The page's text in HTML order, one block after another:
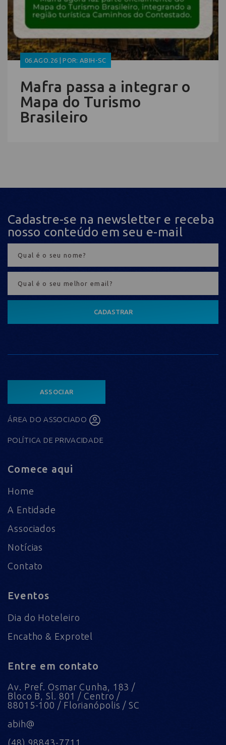
06.AGO.26 | POR: ABIH-SC
Mafra passa a integrar o
Mapa do Turismo
Brasileiro
Cadastre-se na newsletter e receba
nosso conteúdo em seu e-mail
CADASTRAR
ASSOCIAR
ÁREA DO ASSOCIADO
POLÍTICA DE PRIVACIDADE
Comece aqui
Home
A Entidade
Associados
Notícias
Contato
Eventos
Dia do Hoteleiro
Encatho & Exprotel
Entre em contato
Av. Pref. Osmar Cunha, 183 /
Bloco B, Sl. 801 / Centro /
88015-100 / Florianópolis / SC
abih@
(48) 98843-7711